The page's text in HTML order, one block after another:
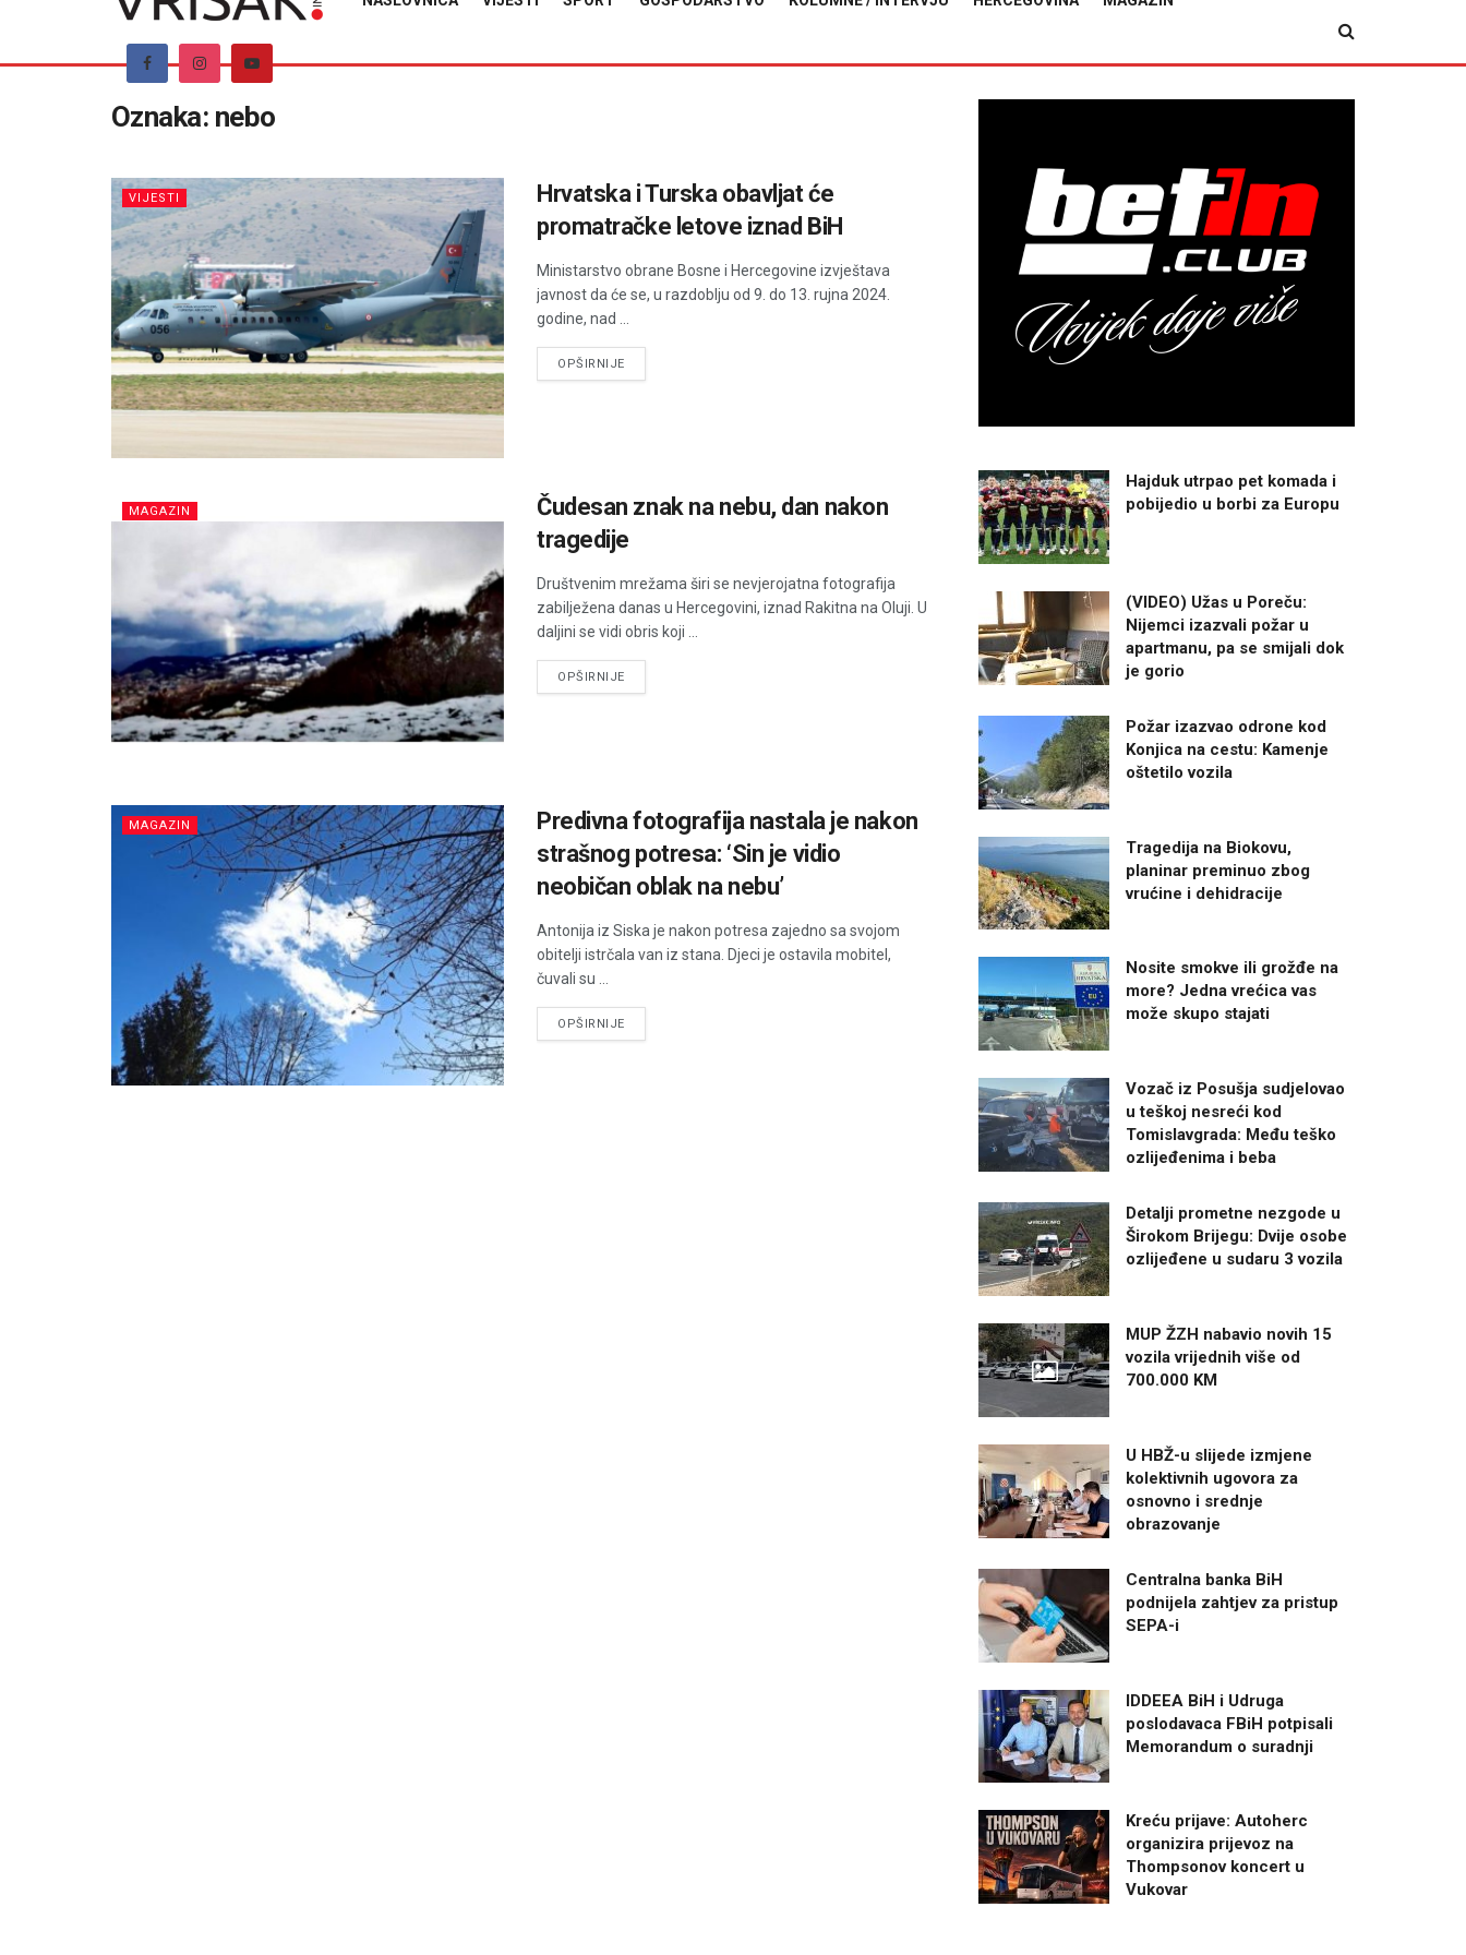
Oznaka: nebo
VIJESTI
Hrvatska i Turska obavljat će
promatračke letove iznad BiH
Ministarstvo obrane Bosne i Hercegovine izvještava
javnost da će se, u razdoblju od 9. do 13. rujna 2024.
godine, nad ...
OPŠIRNIJEDETAILS
MAGAZIN
Čudesan znak na nebu, dan nakon
tragedije
Društvenim mrežama širi se nevjerojatna fotografija
zabilježena danas u Hercegovini, iznad Rakitna na Oluji. U
daljini se vidi obris koji ...
OPŠIRNIJEDETAILS
MAGAZIN
Predivna fotografija nastala je nakon
strašnog potresa: ‘Sin je vidio
neobičan oblak na nebu’
Antonija iz Siska je nakon potresa zajedno sa svojom
obitelji istrčala van iz stana. Djeci je ostavila mobitel,
čuvali su ...
OPŠIRNIJEDETAILS
Hajduk utrpao pet komada i
pobijedio u borbi za Europu
(VIDEO) Užas u Poreču:
Nijemci izazvali požar u
apartmanu, pa se smijali dok
je gorio
Požar izazvao odrone kod
Konjica na cestu: Kamenje
oštetilo vozila
Tragedija na Biokovu,
planinar preminuo zbog
vrućine i dehidracije
Nosite smokve ili grožđe na
more? Jedna vrećica vas
može skupo stajati
Vozač iz Posušja sudjelovao
u teškoj nesreći kod
Tomislavgrada: Među teško
ozlijeđenima i beba
Detalji prometne nezgode u
Širokom Brijegu: Dvije osobe
ozlijeđene u sudaru 3 vozila
MUP ŽZH nabavio novih 15
vozila vrijednih više od
700.000 KM
U HBŽ-u slijede izmjene
kolektivnih ugovora za
osnovno i srednje
obrazovanje
Centralna banka BiH
podnijela zahtjev za pristup
SEPA-i
IDDEEA BiH i Udruga
poslodavaca FBiH potpisali
Memorandum o suradnji
Kreću prijave: Autoherc
organizira prijevoz na
Thompsonov koncert u
Vukovar